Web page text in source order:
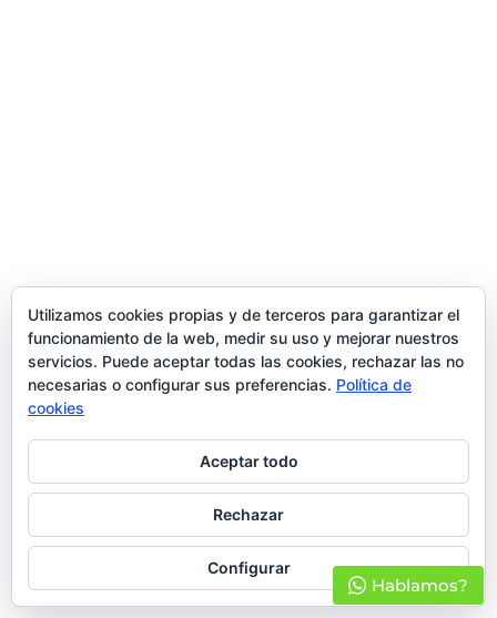
Utilizamos cookies propias y de terceros para garantizar el
funcionamiento de la web, medir su uso y mejorar nuestros
servicios. Puede aceptar todas las cookies, rechazar las no
necesarias o configurar sus preferencias. Política de
cookies
Aceptar todo
Rechazar
Configurar
Hablamos?